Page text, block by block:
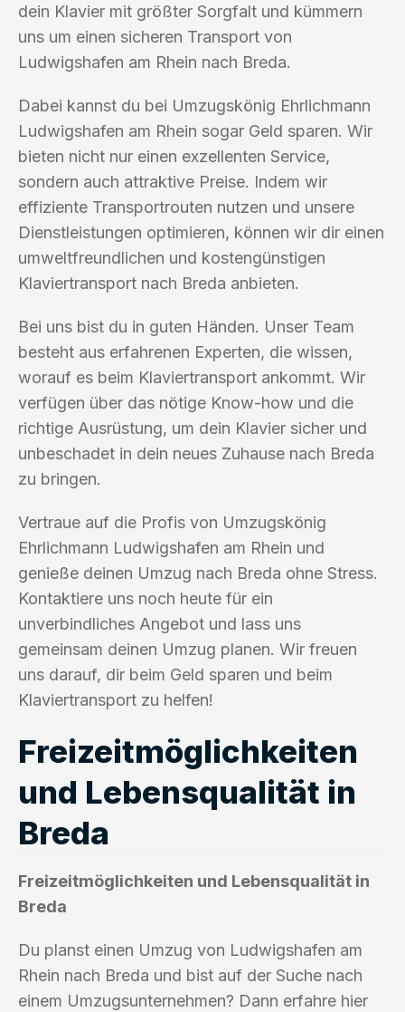
dein Klavier mit größter Sorgfalt und kümmern
uns um einen sicheren Transport von
Ludwigshafen am Rhein nach Breda.
Dabei kannst du bei Umzugskönig Ehrlichmann
Ludwigshafen am Rhein sogar Geld sparen. Wir
bieten nicht nur einen exzellenten Service,
sondern auch attraktive Preise. Indem wir
effiziente Transportrouten nutzen und unsere
Dienstleistungen optimieren, können wir dir einen
umweltfreundlichen und kostengünstigen
Klaviertransport nach Breda anbieten.
Bei uns bist du in guten Händen. Unser Team
besteht aus erfahrenen Experten, die wissen,
worauf es beim Klaviertransport ankommt. Wir
verfügen über das nötige Know-how und die
richtige Ausrüstung, um dein Klavier sicher und
unbeschadet in dein neues Zuhause nach Breda
zu bringen.
Vertraue auf die Profis von Umzugskönig
Ehrlichmann Ludwigshafen am Rhein und
genieße deinen Umzug nach Breda ohne Stress.
Kontaktiere uns noch heute für ein
unverbindliches Angebot und lass uns
gemeinsam deinen Umzug planen. Wir freuen
uns darauf, dir beim Geld sparen und beim
Klaviertransport zu helfen!
Freizeitmöglichkeiten
und Lebensqualität in
Breda
Freizeitmöglichkeiten und Lebensqualität in
Breda
Du planst einen Umzug von Ludwigshafen am
Rhein nach Breda und bist auf der Suche nach
einem Umzugsunternehmen? Dann erfahre hier